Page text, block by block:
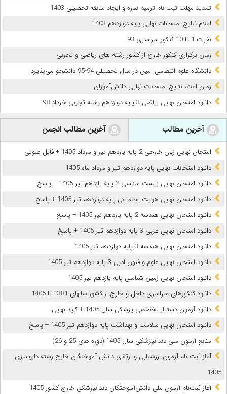
تمدید مهلت ثبت نام ترمیم نمره و ایجاد سابقه تحصیلی 1403
اعلام نتایج امتحانات نهایی پایه دوازدهم 1403
نفرات 1 تا 10 کنکور سراسری 93
زمان برگزاری کنکور خارج از کشور رشته های ریاضی و تجربی
دانشگاه علوم انتظامی امین در سال تحصیلی 94-95 دانشجو می‌پذیرد
زمان اعلام نتایج امتحانات نهایی دانش‌آموزان
دانلود امتحان نهایی ریاضی 3 پایه دوازدهم رشته تجربی خرداد 98
آخرین مطالب آخرین مطالب انجمن
امتحان نهایی زبان خارجی 2 پایه یازدهم تیر و مرداد 1405 + فایل صوتی
دانلود امتحانات نهایی پایه دوازدهم تیر و مرداد ماه 1405
دانلود امتحان نهایی زیست شناسی 2 پایه یازدهم تیر 1405 + پاسخ
دانلود امتحان نهایی هویت اجتماعی پایه دوازدهم تیر 1405 + پاسخ
دانلود امتحان نهایی هندسه 2 پایه یازدهم تیر 1405 + پاسخ
دانلود امتحان نهایی عربی 3 پایه دوازدهم تیر 1405 + پاسخ
دانلود امتحان نهایی هندسه 3 پایه دوازدهم تیر 1405
دانلود امتحان نهایی علوم و فنون ادبی 3 پایه دوازدهم تیر 1405
دانلود امتحان نهایی زمین شناسی پایه یازدهم تیر 1405
دانلود کنکورهای سراسری داخل و خارج از کشور سالهای 1381 تا 1405
دانلود آزمون دستیار تخصصی پزشکی سال 1405 + کلید نهایی
دانلود امتحان نهایی سلامت و بهداشت پایه دوازدهم تیر 1405 + پاسخ
ﻣﻨﺎﺑﻊ آزﻣﻮن ﻣﻠﯽ دندانپزشکی سال 1405 (دوره های 25 و 26)
آغاز ثبت نام آزمون‌ ارزشیابی و ارتقای دانش آموختگان خارج رشته داروسازی
1405
آغاز ثبت‌نام آزمون ملی دانش‌آموختگان دندانپزشکی خارج کشور 1405